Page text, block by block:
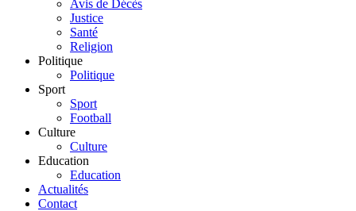
Avis de Décès
Justice
Santé
Religion
Politique
Politique
Sport
Sport
Football
Culture
Culture
Education
Education
Actualités
Contact